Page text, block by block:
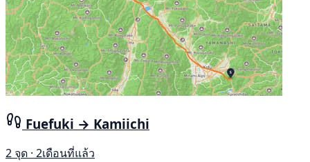
Fuefuki → Kamiichi
2 จุด · 2เดือนที่แล้ว